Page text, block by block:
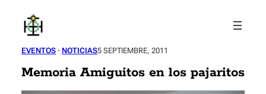
contenido
EVENTOS · NOTICIAS5 SEPTIEMBRE, 2011
Memoria Amiguitos en los pajaritos